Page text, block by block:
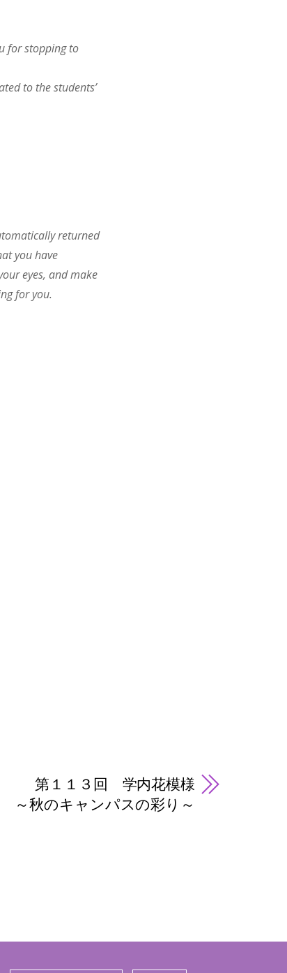
for stopping to
to the students’
returned
you have
eyes, and make
for you.
第１１３回 学内花模様
～秋のキャンパスの彩り～